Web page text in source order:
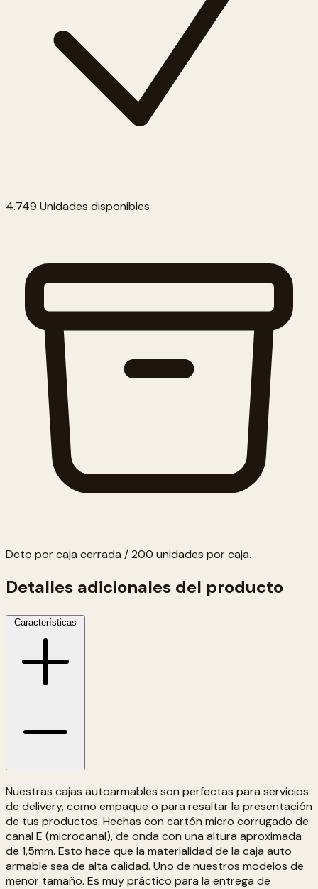
4.749 Unidades disponibles
Dcto por caja cerrada / 200 unidades por caja.
Detalles adicionales del producto
Características
Nuestras cajas autoarmables son perfectas para servicios
de delivery, como empaque o para resaltar la presentación
de tus productos. Hechas con cartón micro corrugado de
canal E (microcanal), de onda con una altura aproximada
de 1,5mm. Esto hace que la materialidad de la caja auto
armable sea de alta calidad. Uno de nuestros modelos de
menor tamaño. Es muy práctico para la entrega de